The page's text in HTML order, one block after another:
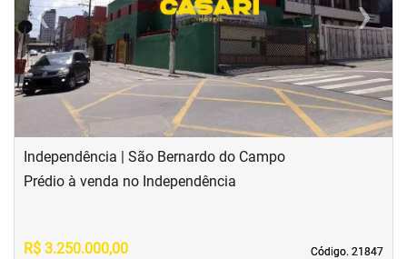
‹Previous ›Next
Independência | São Bernardo do Campo
Código. 21847
Código. 21847
Prédio à venda no Independência
R$ 3.250.000,00